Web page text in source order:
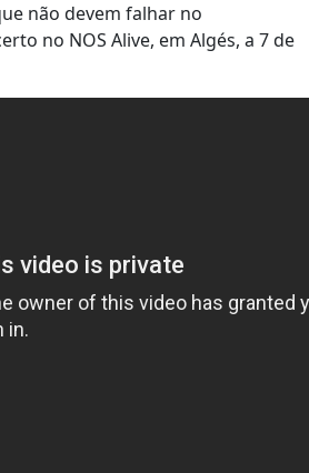
não devem falhar no
no NOS Alive, em Algés, a 7 de